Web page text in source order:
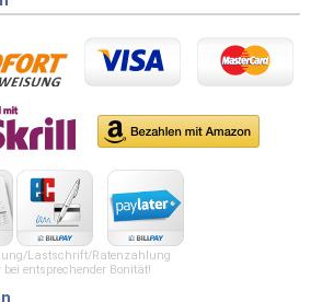
Lastschrift/Ratenzahlung
bei entsprechender Bonität!